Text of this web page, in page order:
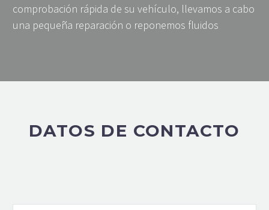
comprobación rápida de su vehículo, llevamos a cabo
una pequeña reparación o reponemos fluidos
DATOS DE CONTACTO